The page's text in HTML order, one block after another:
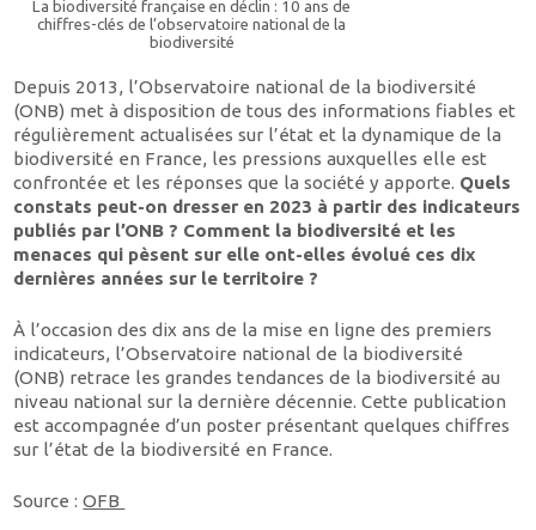
La biodiversité française en déclin : 10 ans de
chiffres-clés de l’observatoire national de la
biodiversité
Depuis 2013, l’Observatoire national de la biodiversité
(ONB) met à disposition de tous des informations fiables et
régulièrement actualisées sur l’état et la dynamique de la
biodiversité en France, les pressions auxquelles elle est
confrontée et les réponses que la société y apporte. Quels
constats peut-on dresser en 2023 à partir des indicateurs
publiés par l’ONB ? Comment la biodiversité et les
menaces qui pèsent sur elle ont-elles évolué ces dix
dernières années sur le territoire ?
À l’occasion des dix ans de la mise en ligne des premiers
indicateurs, l’Observatoire national de la biodiversité
(ONB) retrace les grandes tendances de la biodiversité au
niveau national sur la dernière décennie. Cette publication
est accompagnée d’un poster présentant quelques chiffres
sur l’état de la biodiversité en France.
Source :OFB